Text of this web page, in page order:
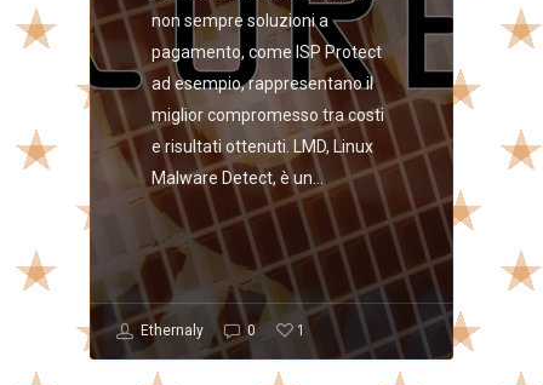
non sempre soluzioni a
pagamento, come ISP Protect
ad esempio, rappresentano il
miglior compromesso tra costi
e risultati ottenuti. LMD, Linux
Malware Detect, è un…
Ethernaly 0 1